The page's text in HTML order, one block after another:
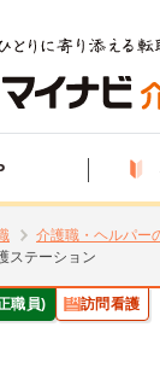
介護職・ヘルパー
ステーション
職員) 訪問看護